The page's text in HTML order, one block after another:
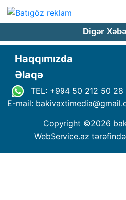
Digər
Haqqımızda
Əlaqə
TEL: +994 50 212 50 28
E-mail: bakivaxtimedia@
Copyright ©2026
WebService.az